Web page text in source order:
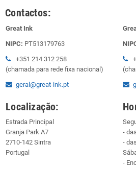
Contactos:
Great Ink
NIPC: PT513179763
+351 214 312 258
(chamada para rede fixa nacional)
geral@great-ink.pt
Localização:
Estrada Principal
Granja Park A7
2710-142 Sintra
Portugal
-
-
-